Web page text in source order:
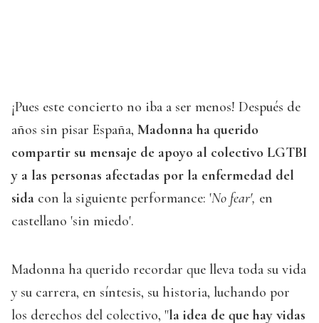
¡Pues este concierto no iba a ser menos! Después de
años sin pisar España, Madonna ha querido
compartir su mensaje de apoyo al colectivo LGTBI
y a las personas afectadas por la enfermedad del
sida con la siguiente performance: 'No fear', en
castellano 'sin miedo'.
Madonna ha querido recordar que lleva toda su vida
y su carrera, en síntesis, su historia, luchando por
los derechos del colectivo, "la idea de que hay vidas